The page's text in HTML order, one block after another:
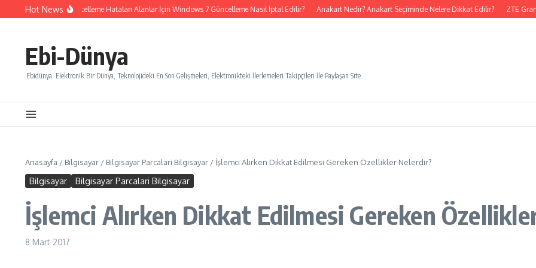
İçeriğe atlaHot News
Windows 7 Güncelleme Hataları Alanlar İçin Windows 7 Güncelleme Nasıl İptal Edilir? Anakart Nedir? Anakart Seçiminde Nelere Dikkat Edilir? ZTE
Ebi-Dünya
Ebidünya, Elektronik Bir Dünya, Teknolojideki En Son Gelişmeleri, Elektronikteki İlerlemeleri Takipçileri İle Paylaşan Site
Anasayfa / Bilgisayar / Bilgisayar Parcalari Bilgisayar / İşlemci Alırken Dikkat Edilmesi Gereken Özellikler Nelerdir?
Bilgisayar Bilgisayar Parcalari Bilgisayar
İşlemci Alırken Dikkat Edilmesi Gereken
8 Mart 2017